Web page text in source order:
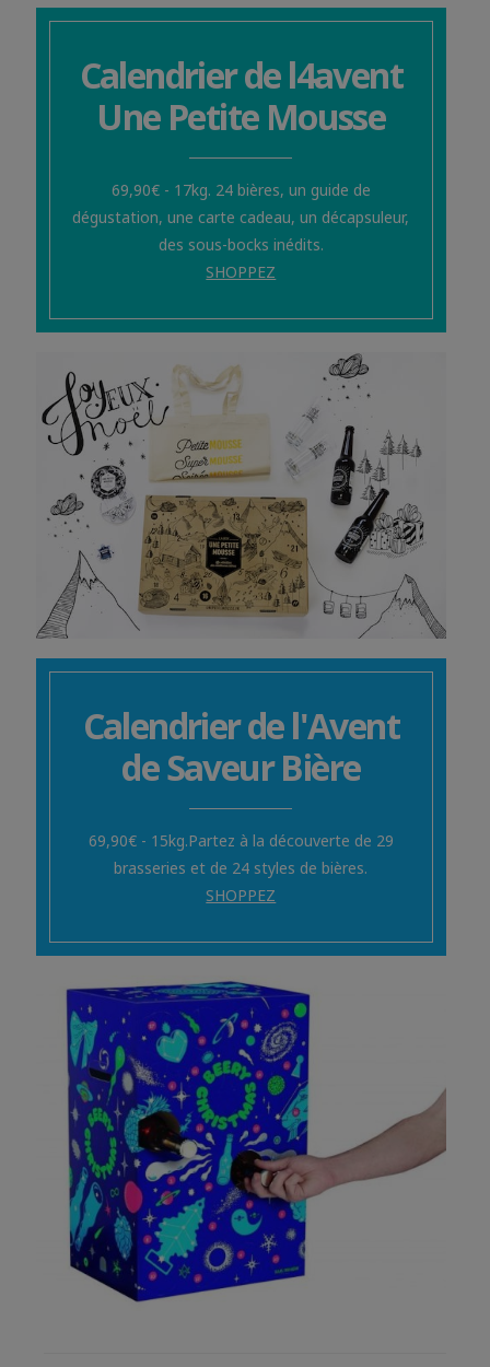
Calendrier de l4avent
Une Petite Mousse
69,90€ - 17kg. 24 bières, un guide de
dégustation, une carte cadeau, un décapsuleur,
des sous-bocks inédits.
SHOPPEZ
Calendrier de l'Avent
de Saveur Bière
69,90€ - 15kg.Partez à la découverte de 29
brasseries et de 24 styles de bières.
SHOPPEZ